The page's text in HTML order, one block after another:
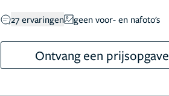
27 ervaringen geen voor- en nafoto's
Ontvang een prijsopgave